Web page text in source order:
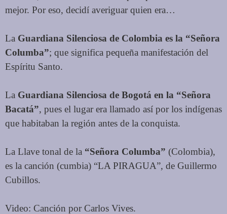
mejor. Por eso, decidí averiguar quien era…
La Guardiana Silenciosa de Colombia es la “Señora
Columba”; que significa pequeña manifestación del
Espíritu Santo.
La Guardiana Silenciosa de Bogotá en la “Señora
Bacatá”, pues el lugar era llamado así por los indígenas
que habitaban la región antes de la conquista.
La Llave tonal de la “Señora Columba” (Colombia),
es la canción (cumbia) “LA PIRAGUA”, de Guillermo
Cubillos.
Video: Canción por Carlos Vives.